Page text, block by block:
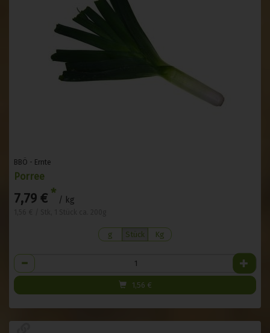
BBÖ - Ernte
Porree
7,79 € * / kg
g Stück Kg
Anzahl
1,56 €